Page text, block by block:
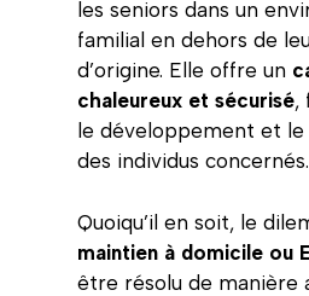
les seniors dans un
familial en dehors de
d’origine. Elle offre un
chaleureux et sécurisé,
le développement et
des individus concernés.
Quoiqu’il en soit, le
maintien à domicile ou
être résolu de manière